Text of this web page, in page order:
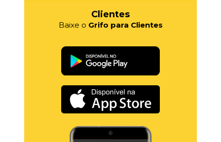
Clientes
Baixe o Grifo para Clientes